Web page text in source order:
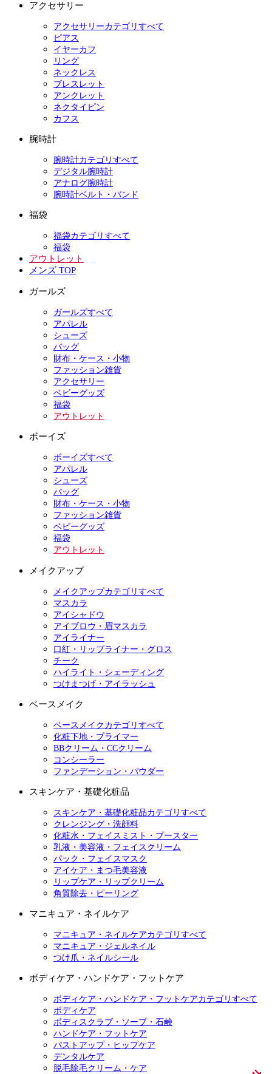
アクセサリー
アクセサリーカテゴリすべて
ピアス
イヤーカフ
リング
ネックレス
ブレスレット
アンクレット
ネクタイピン
カフス
腕時計
腕時計カテゴリすべて
デジタル腕時計
アナログ腕時計
腕時計ベルト・バンド
福袋
福袋カテゴリすべて
福袋
アウトレット
メンズ TOP
ガールズ
ガールズすべて
アパレル
シューズ
バッグ
財布・ケース・小物
ファッション雑貨
アクセサリー
ベビーグッズ
福袋
アウトレット
ボーイズ
ボーイズすべて
アパレル
シューズ
バッグ
財布・ケース・小物
ファッション雑貨
ベビーグッズ
福袋
アウトレット
メイクアップ
メイクアップカテゴリすべて
マスカラ
アイシャドウ
アイブロウ・眉マスカラ
アイライナー
口紅・リップライナー・グロス
チーク
ハイライト・シェーディング
つけまつげ・アイラッシュ
ベースメイク
ベースメイクカテゴリすべて
化粧下地・プライマー
BBクリーム・CCクリーム
コンシーラー
ファンデーション・パウダー
スキンケア・基礎化粧品
スキンケア・基礎化粧品カテゴリすべて
クレンジング・洗顔料
化粧水・フェイスミスト・ブースター
乳液・美容液・フェイスクリーム
パック・フェイスマスク
アイケア・まつ毛美容液
リップケア・リップクリーム
角質除去・ピーリング
マニキュア・ネイルケア
マニキュア・ネイルケアカテゴリすべて
マニキュア・ジェルネイル
つけ爪・ネイルシール
ボディケア・ハンドケア・フットケア
ボディケア・ハンドケア・フットケアカテゴリすべて
ボディケア
ボディスクラブ・ソープ・石鹸
ハンドケア・フットケア
バストアップ・ヒップケア
デンタルケア
脱毛除毛クリーム・ケア